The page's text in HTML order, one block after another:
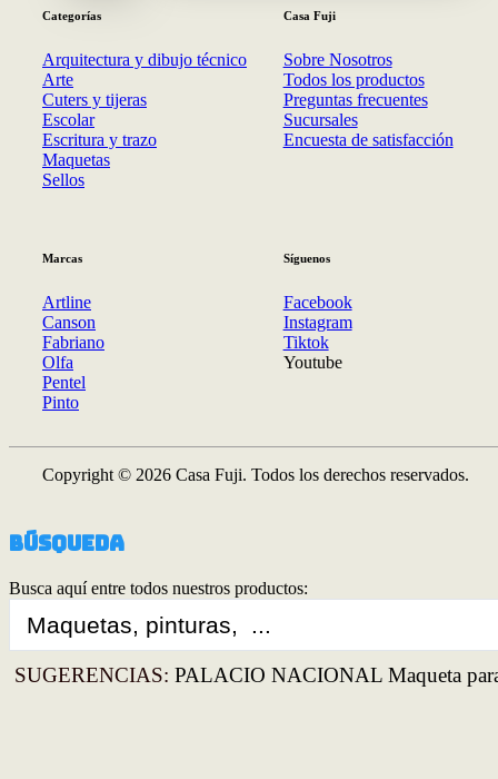
Categorías
Arquitectura y dibujo técnico
Arte
Cuters y tijeras
Escolar
Escritura y trazo
Maquetas
Sellos
Casa Fuji
Sobre Nosotros
Todos los productos
Preguntas frecuentes
Sucursales
Encuesta de satisfacción
Marcas
Artline
Canson
Fabriano
Olfa
Pentel
Pinto
Síguenos
Facebook
Instagram
Tiktok
Youtube
Copyright © 2026 Casa Fuji. Todos los derechos reservados.
Búsqueda
Busca aquí entre todos nuestros productos:
SUGERENCIAS: PALACIO NACIONAL Maqueta